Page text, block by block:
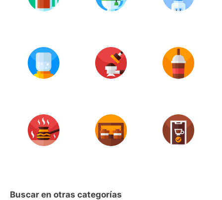
Buscar en otras categorías